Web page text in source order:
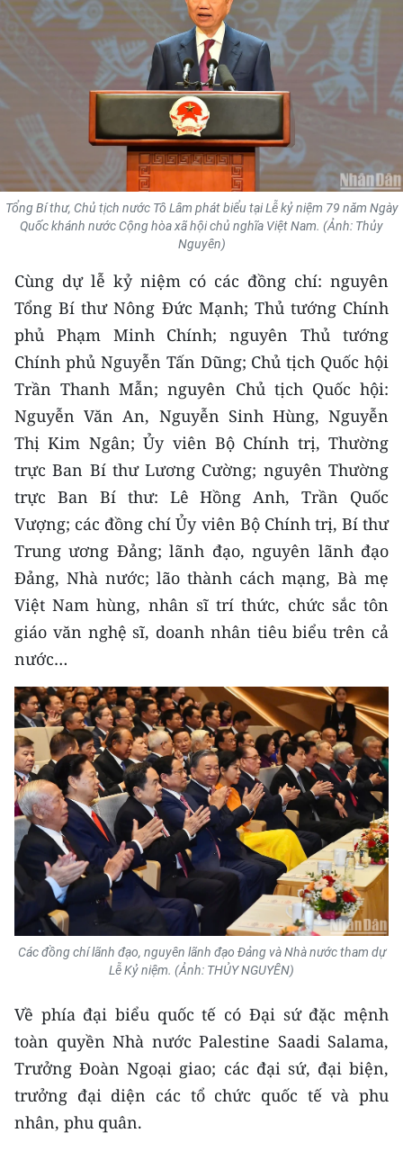
MÔI TRƯỜNG
KIỂM CHỨNG THÔNG TIN
TRI THỨC CHUYÊN SÂU
54 DÂN TỘC VIỆT NAM
CHƯƠNG TRÌNH OCOP - MỖI XÃ
RADIO
MEDIA CENTER
E-Magazine
Video
Media Chính trị
Media Kinh tế
Media Văn hóa
Media Xã hội
Media Pháp luật
Media Thế giới
Media Thể thao
Media Giáo dục
Media Y tế
Media Khoa học - Công nghệ
Media Môi trường
Ảnh
TIN MỚI
TIN ĐỊA PHƯƠNG
Trung du và miền núi phía Bắc
Tổng Bí thư, Chủ tịch nước Tô Lâm phát biểu tại Lễ kỷ niệm 79 năm Ngày
Quốc khánh nước Cộng hòa xã hội chủ nghĩa Việt Nam. (Ảnh: Thủy
Nguyên)
Cùng dự lễ kỷ niệm có các đồng chí: nguyên
Tổng Bí thư Nông Đức Mạnh; Thủ tướng Chính
phủ Phạm Minh Chính; nguyên Thủ tướng
Chính phủ Nguyễn Tấn Dũng; Chủ tịch Quốc hội
Trần Thanh Mẫn; nguyên Chủ tịch Quốc hội:
Nguyễn Văn An, Nguyễn Sinh Hùng, Nguyễn
Thị Kim Ngân; Ủy viên Bộ Chính trị, Thường
trực Ban Bí thư Lương Cường; nguyên Thường
trực Ban Bí thư: Lê Hồng Anh, Trần Quốc
Vượng; các đồng chí Ủy viên Bộ Chính trị, Bí thư
Trung ương Đảng; lãnh đạo, nguyên lãnh đạo
Đảng, Nhà nước; lão thành cách mạng, Bà mẹ
Việt Nam hùng, nhân sĩ trí thức, chức sắc tôn
giáo văn nghệ sĩ, doanh nhân tiêu biểu trên cả
nước…
Các đồng chí lãnh đạo, nguyên lãnh đạo Đảng và Nhà nước tham dự
Lễ Kỷ niệm. (Ảnh: THỦY NGUYÊN)
Về phía đại biểu quốc tế có Đại sứ đặc mệnh
toàn quyền Nhà nước Palestine Saadi Salama,
Trưởng Đoàn Ngoại giao; các đại sứ, đại biện,
trưởng đại diện các tổ chức quốc tế và phu
nhân, phu quân.